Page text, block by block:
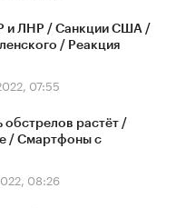
и ЛНР / Санкции США /
/ Реакция
07:55
обстрелов растёт /
/ Смартфоны с
08:26